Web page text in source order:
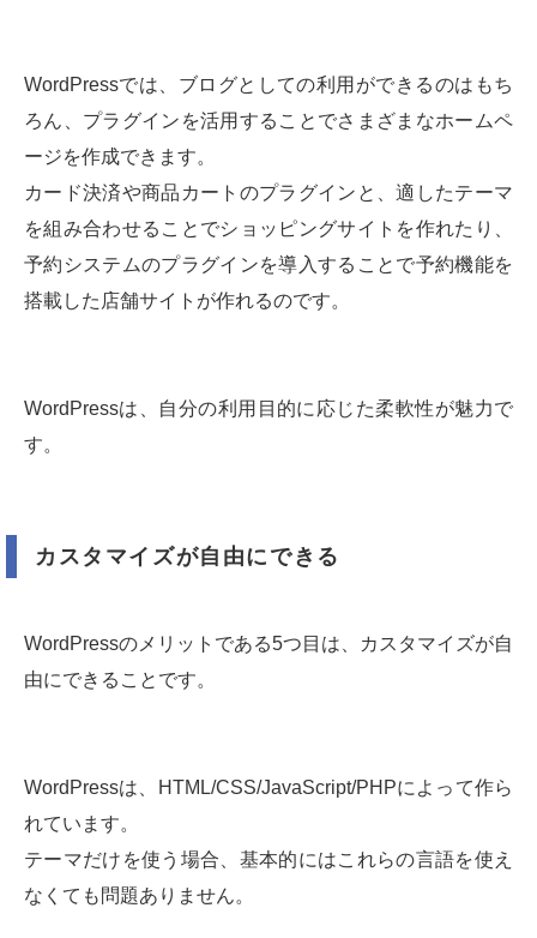
WordPressでは、ブログとしての利用ができるのはもち
ろん、プラグインを活用することでさまざまなホームペ
ージを作成できます。
カード決済や商品カートのプラグインと、適したテーマ
を組み合わせることでショッピングサイトを作れたり、
予約システムのプラグインを導入することで予約機能を
搭載した店舗サイトが作れるのです。
WordPressは、自分の利用目的に応じた柔軟性が魅力で
す。
カスタマイズが自由にできる
WordPressのメリットである5つ目は、カスタマイズが自
由にできることです。
WordPressは、HTML/CSS/JavaScript/PHPによって作ら
れています。
テーマだけを使う場合、基本的にはこれらの言語を使え
なくても問題ありません。